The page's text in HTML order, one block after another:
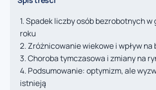
Spadek liczby osób bezrobotnych w
roku
Zróżnicowanie wiekowe i wpływ
Choroba tymczasowa i zmiany na
Podsumowanie: optymizm, ale
istnieją